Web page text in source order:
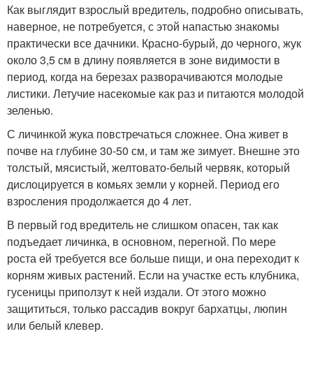
Как выглядит взрослый вредитель, подробно описывать,
наверное, не потребуется, с этой напастью знакомы
практически все дачники. Красно-бурый, до черного, жук
около 3,5 см в длину появляется в зоне видимости в
период, когда на березах разворачиваются молодые
листики. Летучие насекомые как раз и питаются молодой
зеленью.
С личинкой жука повстречаться сложнее. Она живет в
почве на глубине 30-50 см, и там же зимует. Внешне это
толстый, мясистый, желтовато-белый червяк, который
дислоцируется в комьях земли у корней. Период его
взросления продолжается до 4 лет.
В первый год вредитель не слишком опасен, так как
подъедает личинка, в основном, перегной. По мере
роста ей требуется все больше пищи, и она переходит к
корням живых растений. Если на участке есть клубника,
гусеницы приползут к ней издали. От этого можно
защититься, только рассадив вокруг бархатцы, люпин
или белый клевер.